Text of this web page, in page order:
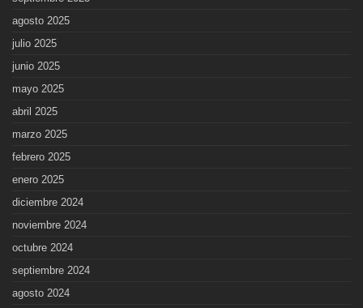
agosto 2025
julio 2025
junio 2025
mayo 2025
abril 2025
marzo 2025
febrero 2025
enero 2025
diciembre 2024
noviembre 2024
octubre 2024
septiembre 2024
agosto 2024